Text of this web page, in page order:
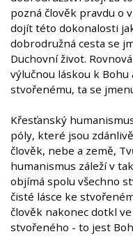
pozná člověk pravdu o
dojít této dokonalosti
dobrodružná cesta se
Duchovní život.
výlučnou láskou k Bohu
stvořenému, ta se
Křesťanský
póly, které jsou
člověk, nebe a země,
humanismus záleží v
objímá spolu všechno
čisté lásce ke
člověk nakonec dotkl
stvořeného - to jest